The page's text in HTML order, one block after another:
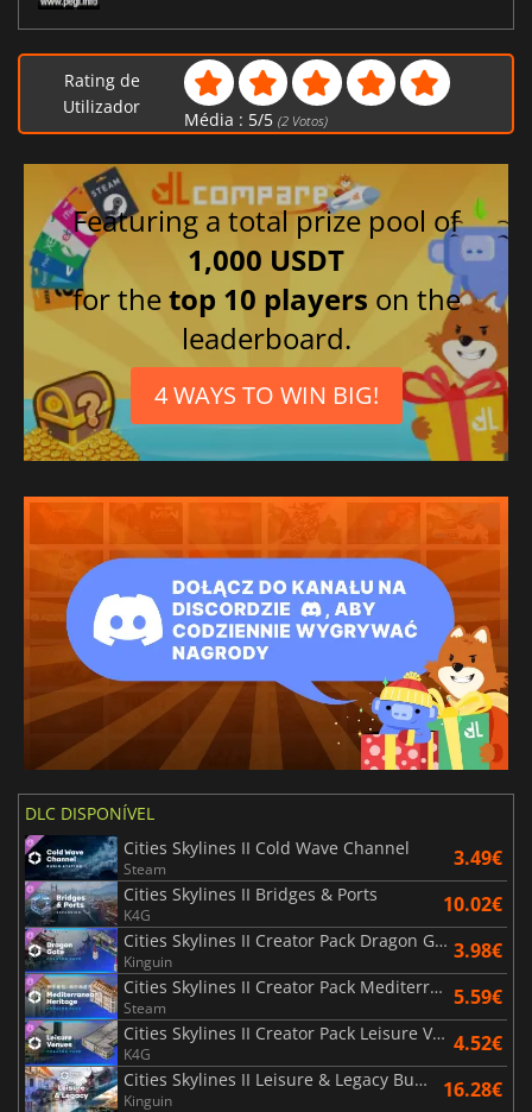
Rating de
Utilizador
Média : 5/5 (2Votos)
Featuring a total prize pool of
1,000 USDT
for thetop 10 players on the
leaderboard.
4 WAYS TO WIN BIG!
DLC DISPONÍVEL
Cities Skylines II Cold Wave Channel
Steam 3.49€
Cities Skylines II Bridges & Ports
K4G 10.02€
Cities Skylines II Creator Pack Dragon Gate
Kinguin 3.98€
Cities Skylines II Creator Pack Mediterranean Heritage
Steam 5.59€
Cities Skylines II Creator Pack Leisure Venues
K4G 4.52€
Cities Skylines II Leisure & Legacy Bundle
Kinguin 16.28€